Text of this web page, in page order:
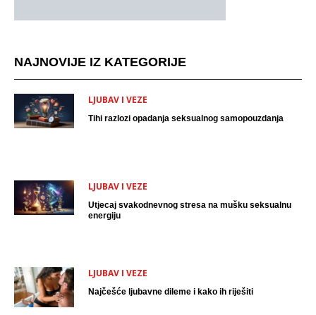
NAJNOVIJE IZ KATEGORIJE
LJUBAV I VEZE
Tihi razlozi opadanja seksualnog samopouzdanja
LJUBAV I VEZE
Utjecaj svakodnevnog stresa na mušku seksualnu
energiju
LJUBAV I VEZE
Najčešće ljubavne dileme i kako ih riješiti